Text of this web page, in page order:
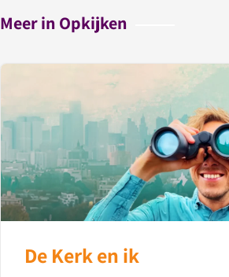
Meer in Opkijken
De Kerk en ik